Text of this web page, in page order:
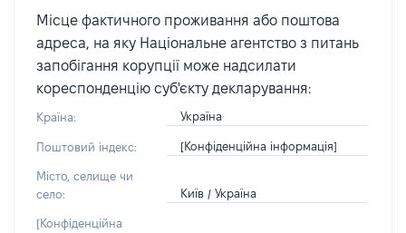
Місце фактичного проживання або поштова
адреса, на яку Національне агентство з питань
запобігання корупції може надсилати
кореспонденцію суб'єкту декларування:
Країна: Україна
Поштовий індекс: [Конфіденційна інформація]
Місто, селище чи
село:
Київ / Україна
[Конфіденційна